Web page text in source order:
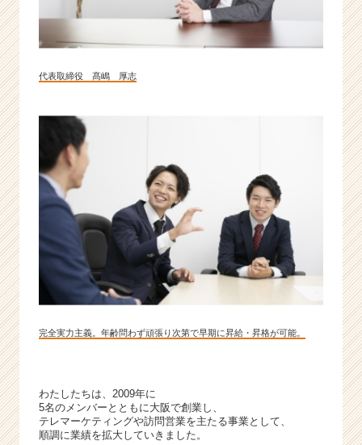
成
を
ャ
ー・
成
長
企
か
ス
ト
が
届
く
代表取締役 髙嶋 厚志
完全実力主義。年齢問わず頑張り次第で早期に昇給・昇格が可能。
わたしたちは、2009年に
5名のメンバーとともに大阪で創業し、
テレマーケティングや訪問営業を主たる事業として、
順調に業績を拡大していきました。